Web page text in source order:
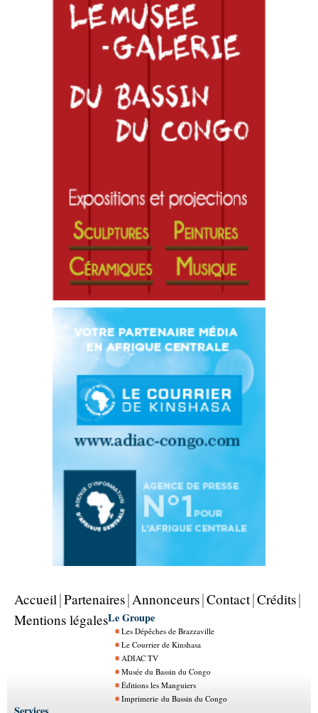
Accueil Partenaires Annonceurs Contact Crédits
Mentions légalesLe Groupe
Les Dépêches de Brazzaville
Le Courrier de Kinshasa
ADIAC TV
Musée du Bassin du Congo
Éditions les Manguiers
Imprimerie du Bassin du Congo